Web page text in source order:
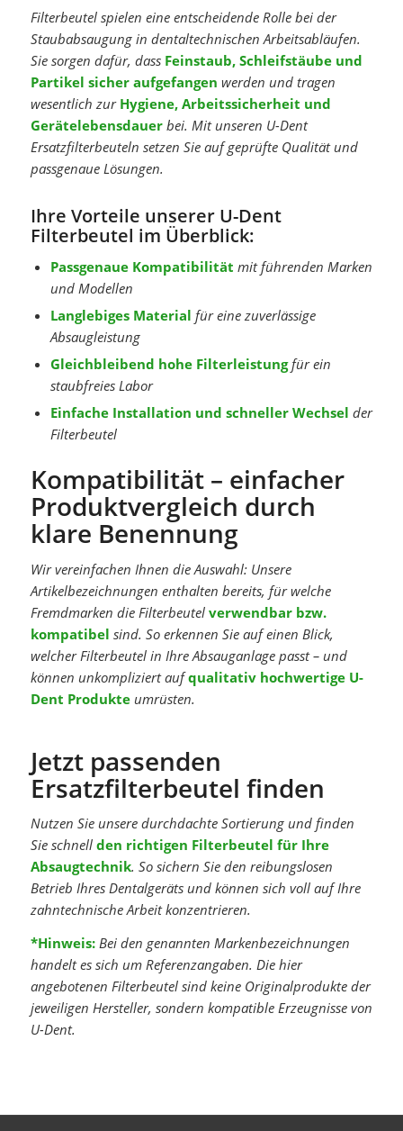
Filterbeutel spielen eine entscheidende Rolle bei der
Staubabsaugung in dentaltechnischen Arbeitsabläufen.
Sie sorgen dafür, dass Feinstaub, Schleifstäube und
Partikel sicher aufgefangen werden und tragen
wesentlich zur Hygiene, Arbeitssicherheit und
Gerätelebensdauerbei. Mit unseren U-Dent
Ersatzfilterbeuteln setzen Sie auf geprüfte Qualität und
passgenaue Lösungen.
Ihre Vorteile unserer U-Dent
Filterbeutel im Überblick:
Passgenaue Kompatibilität mit führenden Marken
und Modellen
Langlebiges Material für eine zuverlässige
Absaugleistung
Gleichbleibend hohe Filterleistungfür ein
staubfreies Labor
Einfache Installation und schneller Wechsel der
Filterbeutel
Kompatibilität – einfacher
Produktvergleich durch
klare Benennung
Wir vereinfachen Ihnen die Auswahl: Unsere
Artikelbezeichnungen enthalten bereits, für welche
Fremdmarken die Filterbeutel verwendbar bzw.
kompatibel sind. So erkennen Sie auf einen Blick,
welcher Filterbeutel in Ihre Absauganlage passt – und
können unkompliziert aufqualitativ hochwertige U-
Dent Produkteumrüsten.
Jetzt passenden
Ersatzfilterbeutel finden
Nutzen Sie unsere durchdachte Sortierung und finden
Sie schnell den richtigen Filterbeutel für Ihre
Absaugtechnik. So sichern Sie den reibungslosen
Betrieb Ihres Dentalgeräts und können sich voll auf Ihre
zahntechnische Arbeit konzentrieren.
*Hinweis:Bei den genannten Markenbezeichnungen
handelt es sich um Referenzangaben. Die hier
angebotenen Filterbeutel sind keine Originalprodukte der
jeweiligen Hersteller, sondern kompatible Erzeugnisse von
U-Dent.